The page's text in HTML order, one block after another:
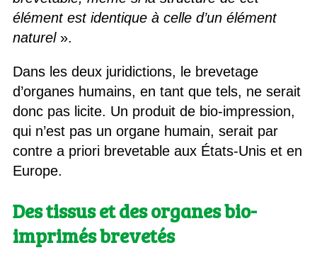
élément est identique à celle d’un élément
naturel».
Dans les deux juridictions, le brevetage
d’organes humains, en tant que tels, ne serait
donc pas licite. Un produit de bio-impression,
qui n’est pas un organe humain, serait par
contre a priori brevetable aux États-Unis et en
Europe.
Des tissus et des organes bio-
imprimés brevetés